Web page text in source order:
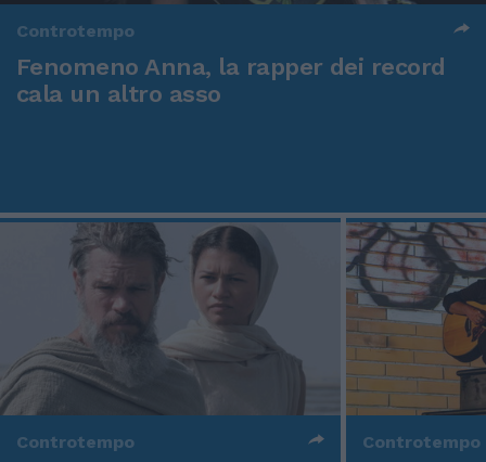
Controtempo
Fenomeno Anna, la rapper dei record
cala un altro asso
Controtempo Controtempo